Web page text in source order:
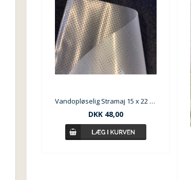
Vandopløselig Stramaj 15 x 22 cm
DKK 48,00